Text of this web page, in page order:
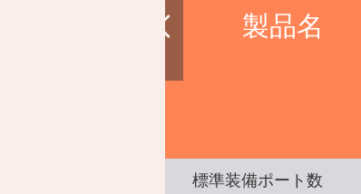
製品名
(税抜) 価格 135,000円
標準装備ポート数